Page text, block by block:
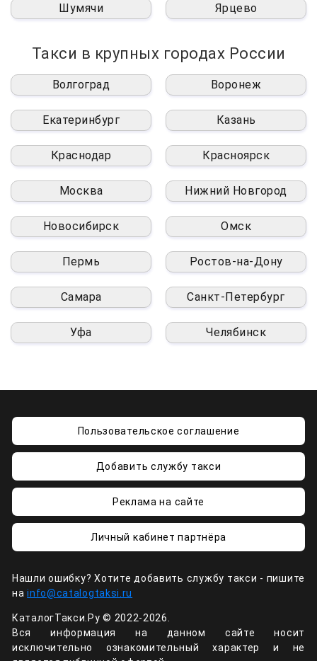
Шумячи Ярцево
Такси в крупных городах России
Волгоград Воронеж
Екатеринбург Казань
Краснодар Красноярск
Москва Нижний Новгород
Новосибирск Омск
Пермь Ростов-на-Дону
Самара Санкт-Петербург
Уфа Челябинск
Пользовательское соглашение
Добавить службу такси
Реклама на сайте
Личный кабинет партнёра
Нашли ошибку? Хотите добавить службу такси - пишите
наinfo@catalogtaksi.ru
КаталогТакси.Ру © 2022-2026.
Вся информация на данном сайте носит
исключительно ознакомительный характер и не